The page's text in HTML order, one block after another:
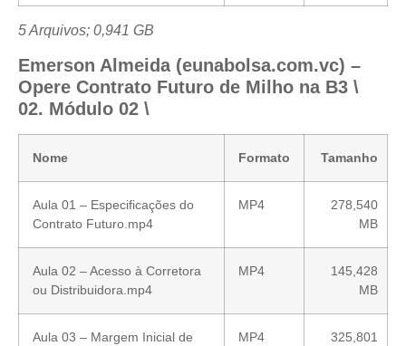
5 Arquivos; 0,941 GB
Emerson Almeida (eunabolsa.com.vc) –
Opere Contrato Futuro de Milho na B3 \
02. Módulo 02 \
Nome Formato Tamanho
Aula 01 – Especificações do
Contrato Futuro.mp4
MP4
278,540
MB
Aula 02 – Acesso à Corretora
ou Distribuidora.mp4
MP4
145,428
MB
Aula 03 – Margem Inicial de
MP4
325,801